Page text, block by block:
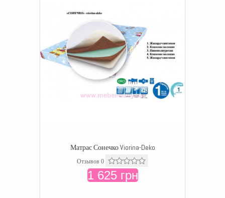
Матрас Сонечко Viorina-Deko
Отзывов 0
1 625 грн